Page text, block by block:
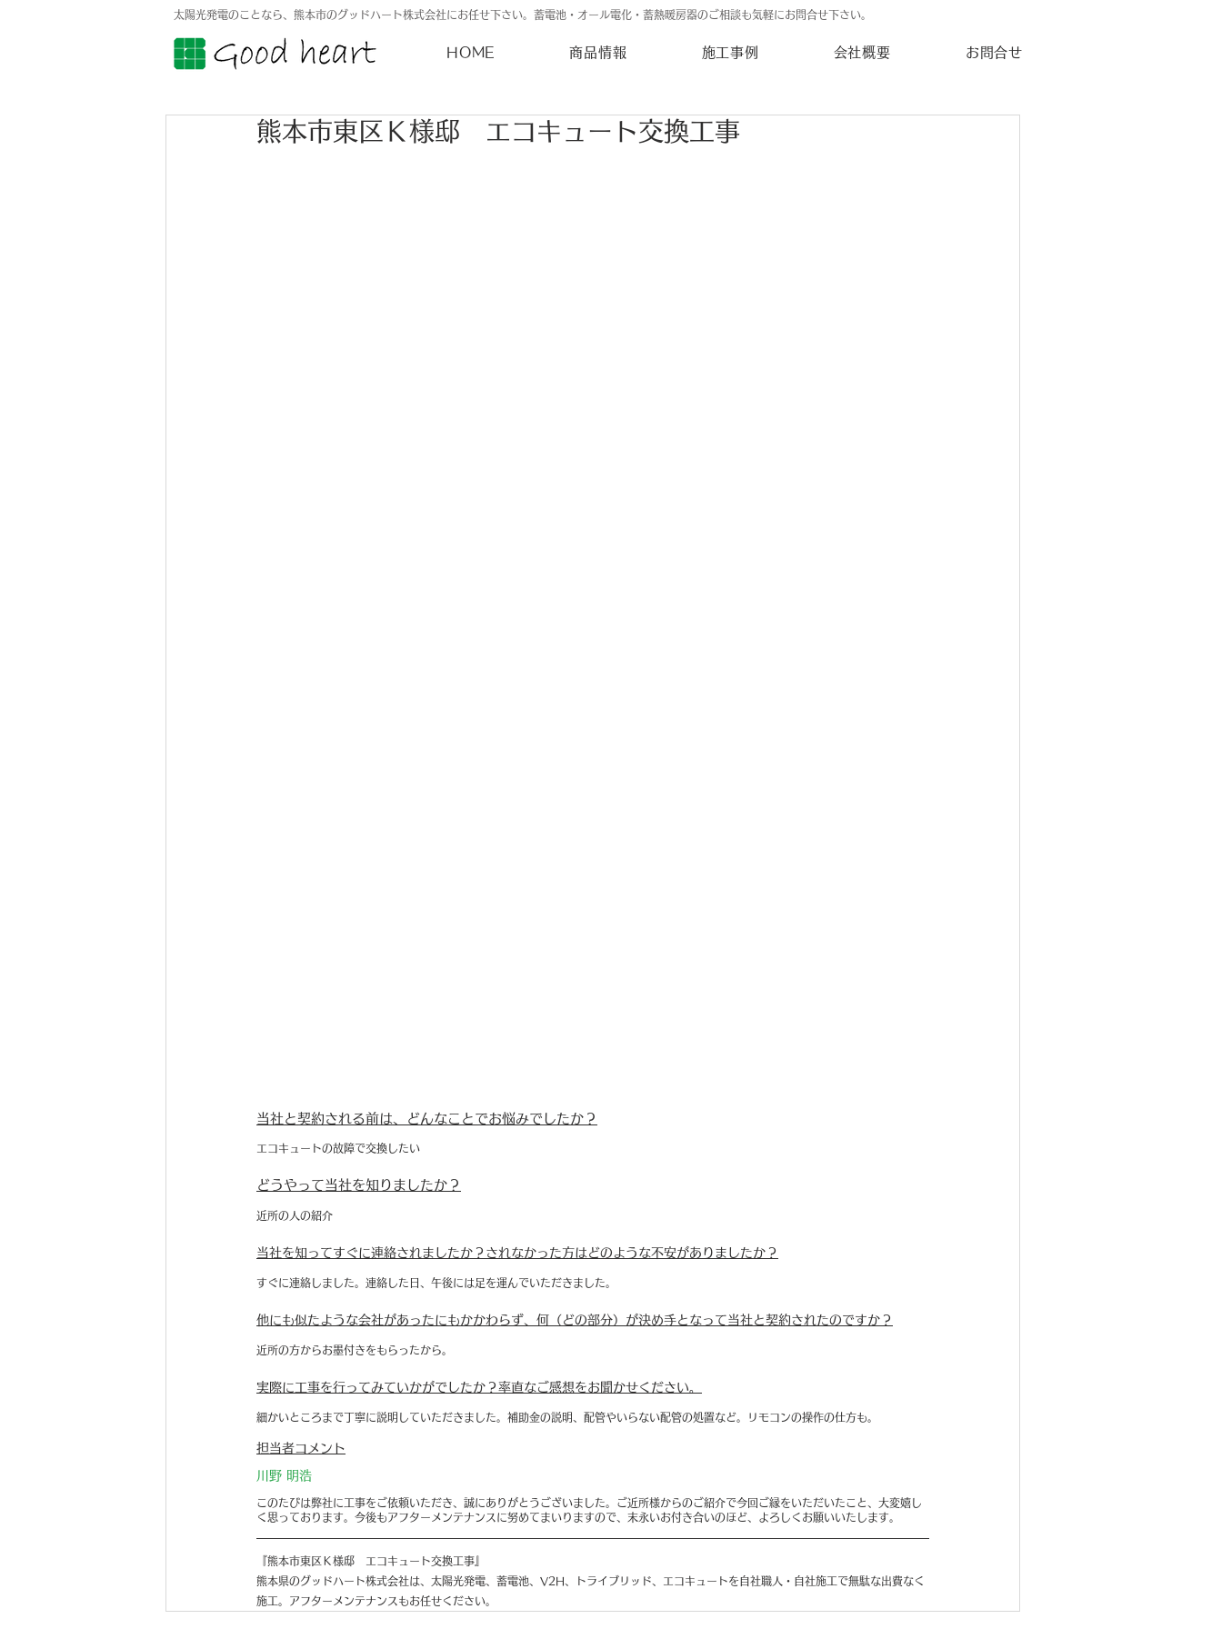
太陽光発電のことなら、熊本市のグッドハート株式会社にお任せ下さい。蓄電池・オール電化・蓄熱暖房器のご相談も気軽にお問合せ下さい。
HOME 商品情報 施工事例 会社概要 お問合せ
熊本市東区Ｋ様邸 エコキュート交換工事
当社と契約される前は、どんなことでお悩みでしたか？
エコキュートの故障で交換したい
どうやって当社を知りましたか？
近所の人の紹介
当社を知ってすぐに連絡されましたか？されなかった方はどのような不安がありましたか？
すぐに連絡しました。連絡した日、午後には足を運んでいただきました。
他にも似たような会社があったにもかかわらず、何（どの部分）が決め手となって当社と契約されたのですか？
近所の方からお墨付きをもらったから。
実際に工事を行ってみていかがでしたか？率直なご感想をお聞かせください。
細かいところまで丁寧に説明していただきました。補助金の説明、配管やいらない配管の処置など。リモコンの操作の仕方も。
担当者コメント
川野 明浩
このたびは弊社に工事をご依頼いただき、誠にありがとうございました。ご近所様からのご紹介で今回ご縁をいただいたこと、大変嬉し
く思っております。今後もアフターメンテナンスに努めてまいりますので、末永いお付き合いのほど、よろしくお願いいたします。
『熊本市東区Ｋ様邸　エコキュート交換工事』
熊本県のグッドハート株式会社は、太陽光発電、蓄電池、V2H、トライブリッド、エコキュートを自社職人・自社施工で無駄な出費なく
施工。アフターメンテナンスもお任せください。